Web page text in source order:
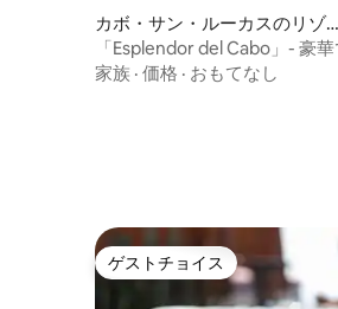
カボ・サン・ルーカスのリゾー
ト
「Esplendor del Cabo」- 豪
い景色！
家族 · 価格 · おもてなし
ゲストチョイス
ゲストチョイス